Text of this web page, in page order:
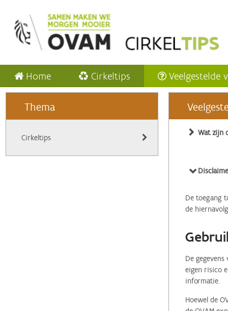
Home Cirkeltips Veelgestelde
Thema
Cirkeltips
Wat zijn
De toegang
de
De
eigen risico
informatie.
Hoewel de